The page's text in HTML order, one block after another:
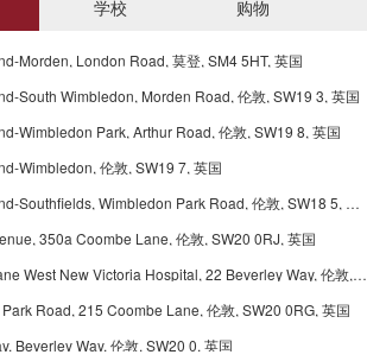
学校 购物
Morden, London Road, 莫登, SM4 5HT, 英国
South Wimbledon, Morden Road, 伦敦, SW19 3, 英国
Wimbledon Park, Arthur Road, 伦敦, SW19 8, 英国
Wimbledon, 伦敦, SW19 7, 英国
Underground-Southfields, Wimbledon Park Road, 伦敦, SW18 5, 英国
350a Coombe Lane, 伦敦, SW20 0RJ, 英国
Coombe Lane West New Victoria Hospital, 22 Beverley Way, 伦敦, SW20 0AG, 英国
Road, 215 Coombe Lane, 伦敦, SW20 0RG, 英国
Beverley Way, 伦敦, SW20 0, 英国